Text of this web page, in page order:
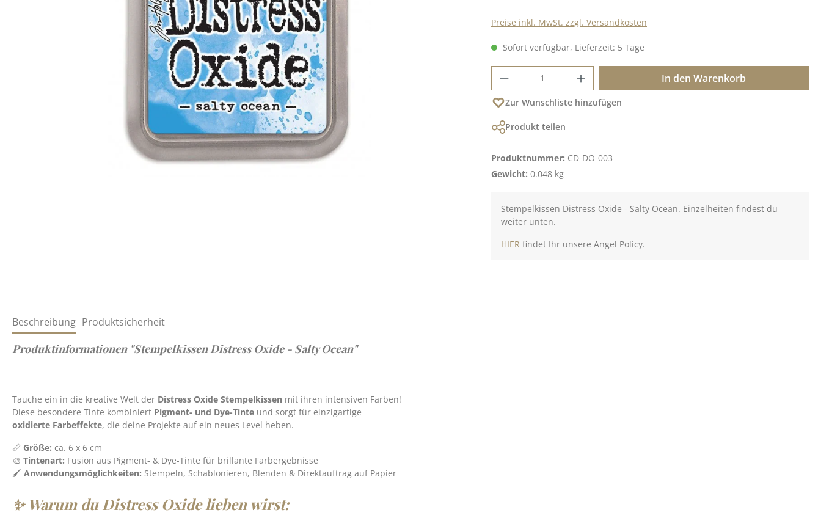
Preise inkl. MwSt. zzgl. Versandkosten
Sofort verfügbar, Lieferzeit: 5 Tage
Produkt Anzahl: Gib den gewünschten Wert
In den Warenkorb
Zur Wunschliste hinzufügen
Produkt teilen
Produktnummer: CD-DO-003
Gewicht: 0.048 kg
Stempelkissen Distress Oxide - Salty Ocean. Einzelheiten findest du
weiter unten.
HIER findet Ihr unsere Angel Policy.
Beschreibung Produktsicherheit
Produktinformationen "Stempelkissen Distress Oxide - Salty Ocean"
Tauche ein in die kreative Welt der Distress Oxide Stempelkissen mit ihren intensiven Farben!
Diese besondere Tinte kombiniert Pigment- und Dye-Tinte und sorgt für einzigartige
oxidierte Farbeffekte, die deine Projekte auf ein neues Level heben.
📏 Größe: ca. 6 x 6 cm
🎨 Tintenart: Fusion aus Pigment- & Dye-Tinte für brillante Farbergebnisse
🖌️ Anwendungsmöglichkeiten: Stempeln, Schablonieren, Blenden & Direktauftrag auf Papier
✨ Warum du Distress Oxide lieben wirst: